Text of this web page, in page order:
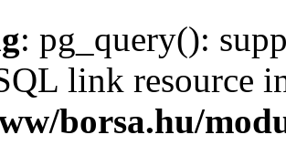
: pg_query():
link resource
borsa.hu/